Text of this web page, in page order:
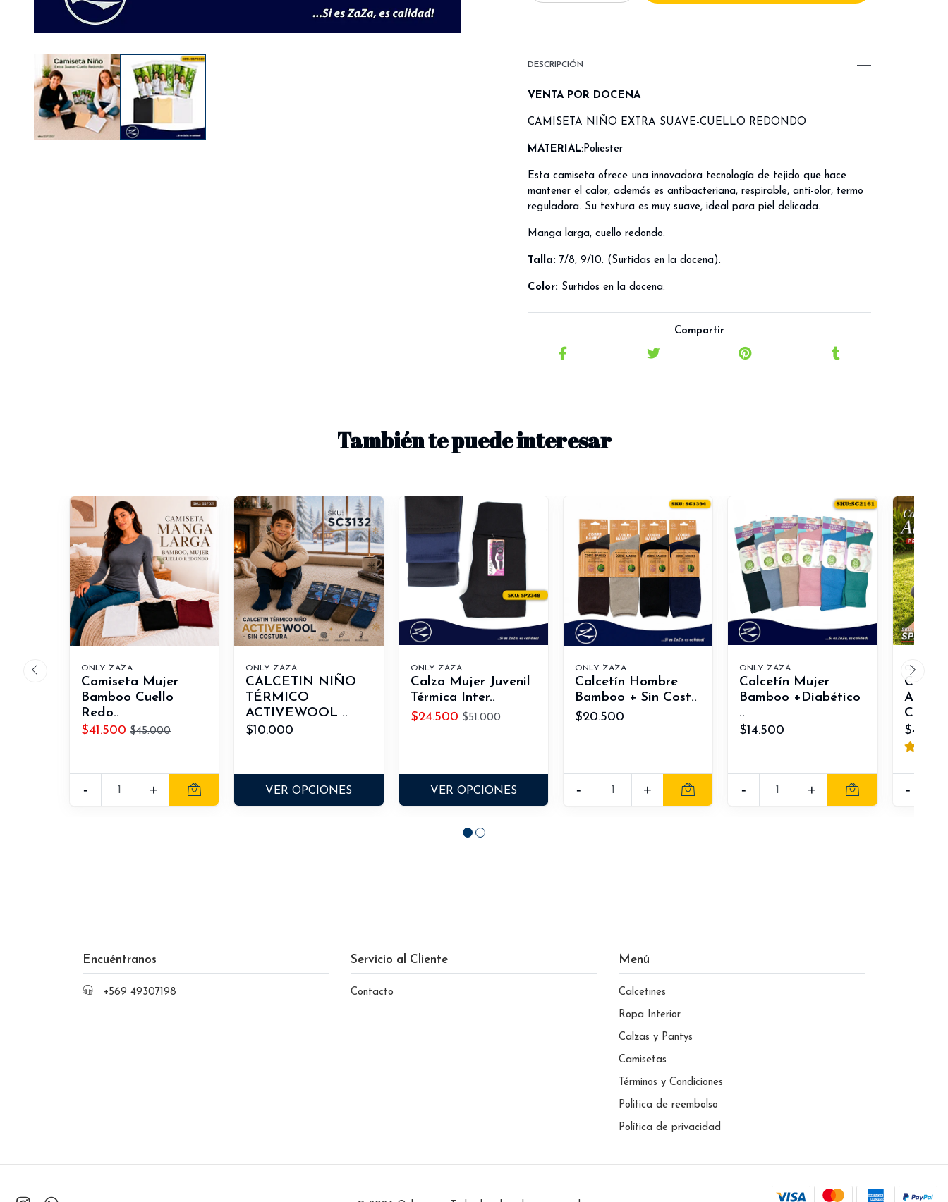
DESCRIPCIÓN
VENTA POR DOCENA
CAMISETA NIÑO EXTRA SUAVE-CUELLO REDONDO
MATERIAL:Poliester
Esta camiseta ofrece una innovadora tecnología de tejido que hace
mantener el calor, además es antibacteriana, respirable, anti-olor, termo
reguladora. Su textura es muy suave, ideal para piel delicada.
Manga larga, cuello redondo.
Talla: 7/8, 9/10. (Surtidas en la docena).
Color: Surtidos en la docena.
Compartir
También te puede interesar
ONLY ZAZA
Camiseta Mujer
Bamboo Cuello
Redo..
$41.500 $45.000
- +
ONLY ZAZA
CALCETIN NIÑO
TÉRMICO
ACTIVEWOOL ..
$10.000
VER OPCIONES
ONLY ZAZA
Calza Mujer Juvenil
Térmica Inter..
$24.500 $51.000
VER OPCIONES
ONLY ZAZA
Calcetín Hombre
Bamboo + Sin Cost..
$20.500
- +
ONLY ZAZA
Calcetín Mujer
Bamboo +Diabético
..
$14.500
- +
ONLY
Calza
Capa ..
-
Encuéntranos
+569 49307198
Servicio al Cliente
Contacto
Menú
Calcetines
Ropa Interior
Calzas y Pantys
Camisetas
Términos y Condiciones
Politica de reembolso
Política de privacidad